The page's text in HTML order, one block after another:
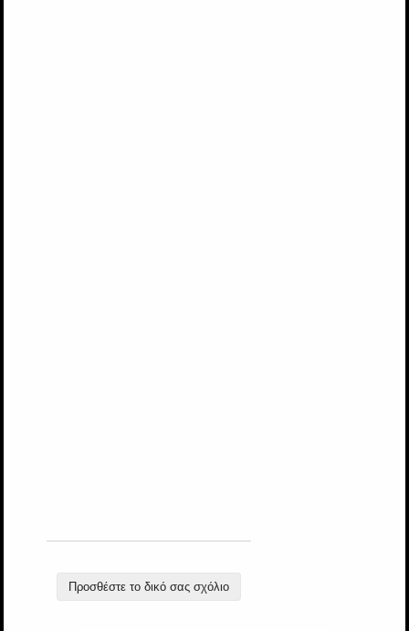
Προσθέστε το δικό σας σχόλιο